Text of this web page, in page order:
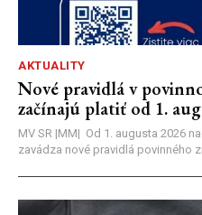
AKTUALITY
Nové pravidlá v
začínajú platiť od 1.
MV SR |MM| Od 1. augusta 2026
zavádza nové pravidlá povinného